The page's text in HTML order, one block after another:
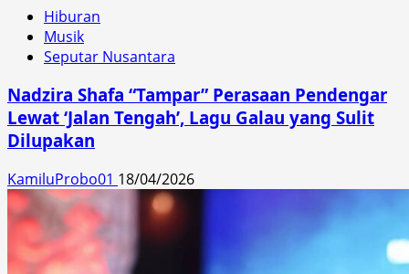
Hiburan
Musik
Seputar Nusantara
Nadzira Shafa “Tampar” Perasaan Pendengar
Lewat ‘Jalan Tengah’, Lagu Galau yang Sulit
Dilupakan
KamiluProbo01 18/04/2026